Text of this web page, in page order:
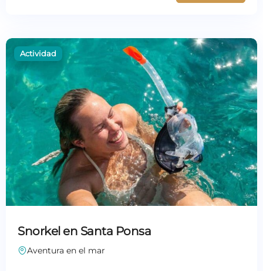
Snorkel en Santa Ponsa
Aventura en el mar